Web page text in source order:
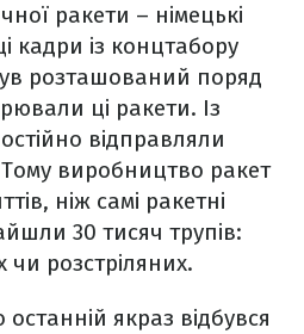
ракети – німецькі
кадри із концтабору
розташований поряд
ці ракети. Із
відправляли
виробництво ракет
ніж самі ракетні
30 тисяч трупів:
чи розстріляних.
якраз відбувся